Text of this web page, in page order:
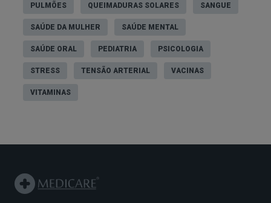
PULMÕES QUEIMADURAS SOLARES SANGUE
SAÚDE DA MULHER SAÚDE MENTAL
SAÚDE ORAL PEDIATRIA PSICOLOGIA
STRESS TENSÃO ARTERIAL VACINAS
VITAMINAS